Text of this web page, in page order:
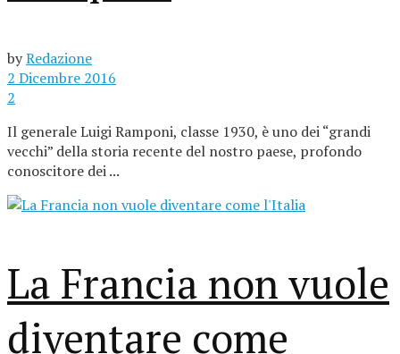
byRedazione
2 Dicembre 2016
2
Il generale Luigi Ramponi, classe 1930, è uno dei “grandi
vecchi” della storia recente del nostro paese, profondo
conoscitore dei ...
La Francia non vuole
diventare come